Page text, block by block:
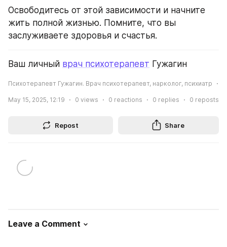
Освободитесь от этой зависимости и начните
жить полной жизнью. Помните, что вы
заслуживаете здоровья и счастья.
Ваш личный врач психотерапевт Гужагин
Психотерапевт Гужагин. Врач психотерапевт, нарколог, психиатр
May 15, 2025, 12:19 0 views 0 reactions 0 replies 0 reposts
Repost Share
Leave a Comment